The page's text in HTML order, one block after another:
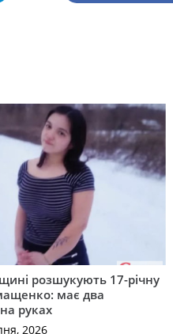
розшукують 17-річну
має два
руках
2026